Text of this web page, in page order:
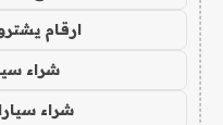
ارقام
شراء
شراء